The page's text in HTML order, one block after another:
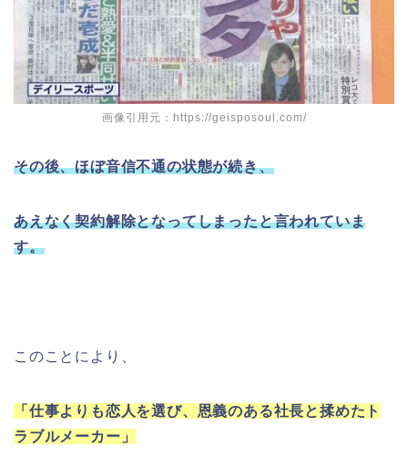
画像引用元：https://geisposoul.com/
その後、ほぼ音信不通の状態が続き、
あえなく契約解除となってしまったと言われていま
す。
このことにより、
「仕事よりも恋人を選び、恩義のある社長と揉めたト
ラブルメーカー」